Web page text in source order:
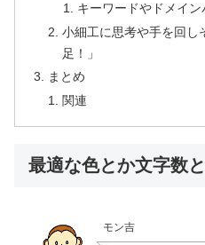
キーワードやドメイ
小細工に思考や手を回し
足！」
まとめ
関連
最適な色とか文字数
モン吉